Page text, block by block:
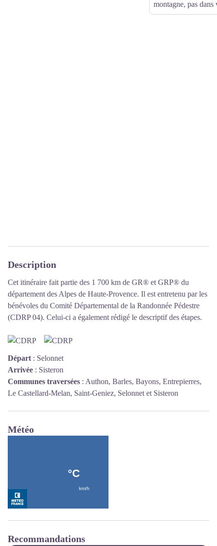
montagne, pas dans
Description
Cet itinéraire fait partie des 1 700 km de GR® et GRP® du
département des Alpes de Haute-Provence. Il est entretenu par les
bénévoles du Comité Départemental de la Randonnée Pédestre
(CDRP 04). Celui-ci a également rédigé le descriptif des étapes.
Départ : Selonnet
Arrivée : Sisteron
Communes traversées : Authon, Barles, Bayons, Entrepierres,
Le Castellard-Melan, Saint-Geniez, Selonnet et Sisteron
Météo
Recommandations